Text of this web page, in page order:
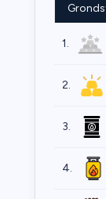
1.
2.
3.
4.